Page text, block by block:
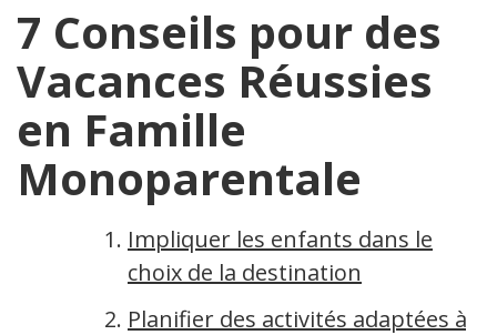
7 Conseils pour des
Vacances Réussies
en Famille
Monoparentale
Impliquer les enfants dans le
choix de la destination
Planifier des activités adaptées à